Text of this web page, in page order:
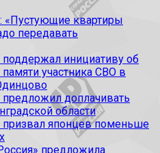
«Пустующие квартиры
передавать
инициативу об
участника СВО в
доплачивать
области
японцев поменьше
предложила